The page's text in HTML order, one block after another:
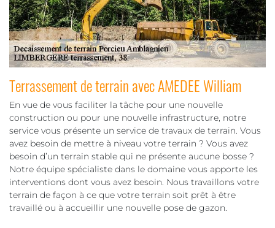
Terrassement de terrain avec AMEDEE William
En vue de vous faciliter la tâche pour une nouvelle
construction ou pour une nouvelle infrastructure, notre
service vous présente un service de travaux de terrain. Vous
avez besoin de mettre à niveau votre terrain ? Vous avez
besoin d’un terrain stable qui ne présente aucune bosse ?
Notre équipe spécialiste dans le domaine vous apporte les
interventions dont vous avez besoin. Nous travaillons votre
terrain de façon à ce que votre terrain soit prêt à être
travaillé ou à accueillir une nouvelle pose de gazon.